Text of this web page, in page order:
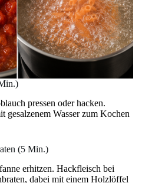
pressen oder hacken.
gesalzenem Wasser zum Kochen
(5 Min.)
erhitzen. Hackfleisch bei
dabei mit einem Holzlöffel